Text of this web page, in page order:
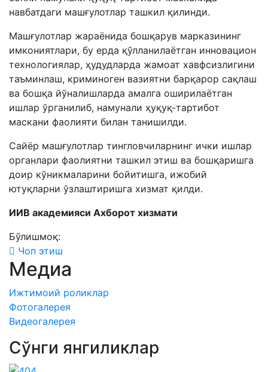
навбатдаги машғулотлар ташкил қилинди.
Машғулотлар жараёнида бошқарув марказининг
имкониятлари, бу ерда қўлланилаётган инновацион
технологиялар, ҳудудларда жамоат хавфсизлигини
таъминлаш, криминоген вазиятни барқарор сақлаш
ва бошқа йўналишларда амалга оширилаётган
ишлар ўрганилиб, намунали ҳуқуқ-тартибот
маскани фаолияти билан танишилди.
Сайёр машғулотлар тингловчиларнинг ички ишлар
органлари фаолиятни ташкил этиш ва бошқаришга
доир кўникмаларини бойитишга, ижобий
ютуқларни ўзлаштиришга хизмат қилди.
ИИВ академияси Ахборот хизмати
Бўлишмоқ:
Чоп этиш
Медиа
Ижтимоий роликлар
Фотогалерея
Видеогалерея
Сўнги янгиликлар